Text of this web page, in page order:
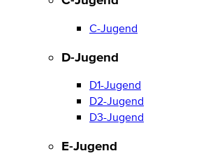
C-Jugend
D-Jugend
D1-Jugend
D2-Jugend
D3-Jugend
E-Jugend